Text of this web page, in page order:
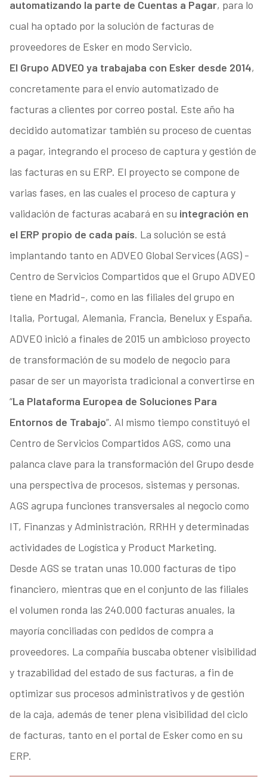
automatizando la parte de Cuentas a Pagar, para lo
cual ha optado por la solución de facturas de
proveedores de Esker en modo Servicio.
El Grupo ADVEO ya trabajaba con Esker desde 2014,
concretamente para el envío automatizado de
facturas a clientes por correo postal. Este año ha
decidido automatizar también su proceso de cuentas
a pagar, integrando el proceso de captura y gestión de
las facturas en su ERP. El proyecto se compone de
varias fases, en las cuales el proceso de captura y
validación de facturas acabará en su integración en
el ERP propio de cada país. La solución se está
implantando tanto en ADVEO Global Services (AGS) -
Centro de Servicios Compartidos que el Grupo ADVEO
tiene en Madrid-, como en las filiales del grupo en
Italia, Portugal, Alemania, Francia, Benelux y España.
ADVEO inició a finales de 2015 un ambicioso proyecto
de transformación de su modelo de negocio para
pasar de ser un mayorista tradicional a convertirse en
“La Plataforma Europea de Soluciones Para
Entornos de Trabajo”. Al mismo tiempo constituyó el
Centro de Servicios Compartidos AGS, como una
palanca clave para la transformación del Grupo desde
una perspectiva de procesos, sistemas y personas.
AGS agrupa funciones transversales al negocio como
IT, Finanzas y Administración, RRHH y determinadas
actividades de Logística y Product Marketing.
Desde AGS se tratan unas 10.000 facturas de tipo
financiero, mientras que en el conjunto de las filiales
el volumen ronda las 240.000 facturas anuales, la
mayoría conciliadas con pedidos de compra a
proveedores. La compañía buscaba obtener visibilidad
y trazabilidad del estado de sus facturas, a fin de
optimizar sus procesos administrativos y de gestión
de la caja, además de tener plena visibilidad del ciclo
de facturas, tanto en el portal de Esker como en su
ERP.